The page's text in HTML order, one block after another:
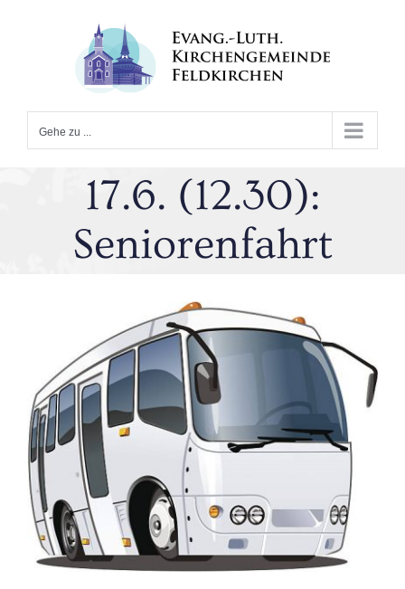
Gehe zu ...
17.6. (12.30):
Seniorenfahrt